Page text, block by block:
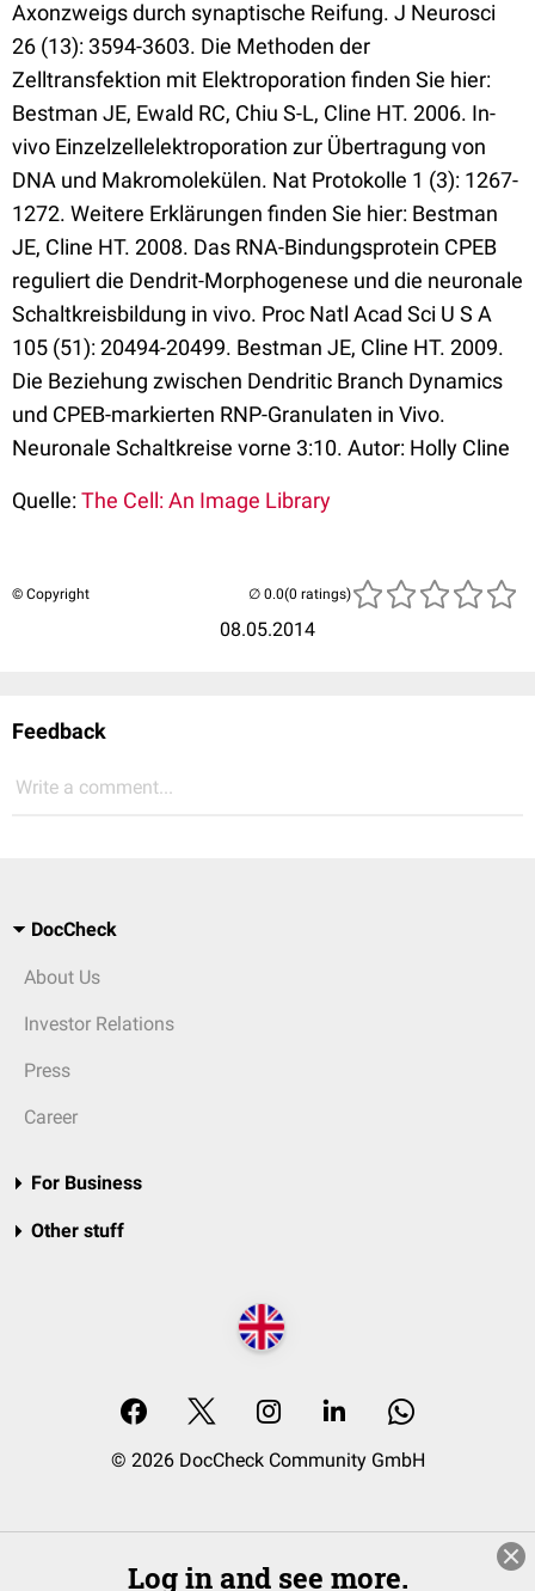
Axonzweigs durch synaptische Reifung. J Neurosci
26 (13): 3594-3603. Die Methoden der
Zelltransfektion mit Elektroporation finden Sie hier:
Bestman JE, Ewald RC, Chiu S-L, Cline HT. 2006. In-
vivo Einzelzellelektroporation zur Übertragung von
DNA und Makromolekülen. Nat Protokolle 1 (3): 1267-
1272. Weitere Erklärungen finden Sie hier: Bestman
JE, Cline HT. 2008. Das RNA-Bindungsprotein CPEB
reguliert die Dendrit-Morphogenese und die neuronale
Schaltkreisbildung in vivo. Proc Natl Acad Sci U S A
105 (51): 20494-20499. Bestman JE, Cline HT. 2009.
Die Beziehung zwischen Dendritic Branch Dynamics
und CPEB-markierten RNP-Granulaten in Vivo.
Neuronale Schaltkreise vorne 3:10. Autor: Holly Cline
Quelle:The Cell: An Image Library
© Copyright
08.05.2014
(0 ratings)
Feedback
Write a comment...
DocCheck
About Us
Investor Relations
Press
Career
For Business
Other stuff
© 2026 DocCheck Community GmbH
Log in and see more.